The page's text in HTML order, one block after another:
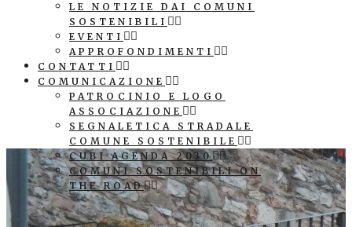
LE NOTIZIE DAI COMUNI
SOSTENIBILI
EVENTI
APPROFONDIMENTI
CONTATTI
COMUNICAZIONE
PATROCINIO E LOGO
ASSOCIAZIONE
SEGNALETICA STRADALE
COMUNE SOSTENIBILE
CUBI AGENDA 2030
COMUNI SOSTENIBILI ON
THE ROAD